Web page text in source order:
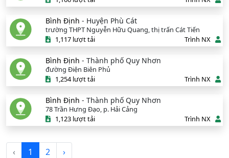
Bình Định - Huyện Phù Cát
trường THPT Nguyễn Hữu Quang, thị trấn Cát Tiến
1,117 lượt tải
Trình NX
Bình Định - Thành phố Quy Nhơn
đường Điện Biên Phủ
1,254 lượt tải
Trình NX
Bình Định - Thành phố Quy Nhơn
78 Trần Hưng Đạo, p. Hải Cảng
1,123 lượt tải
Trình NX
‹ 1 2 ›